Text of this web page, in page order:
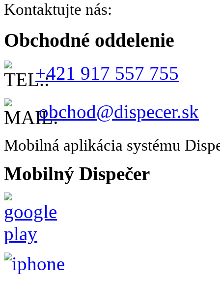
Kontaktujte nás:
Obchodné oddelenie
+421 917 557 755
obchod@dispecer.sk
Mobilná aplikácia systému
Mobilný Dispečer